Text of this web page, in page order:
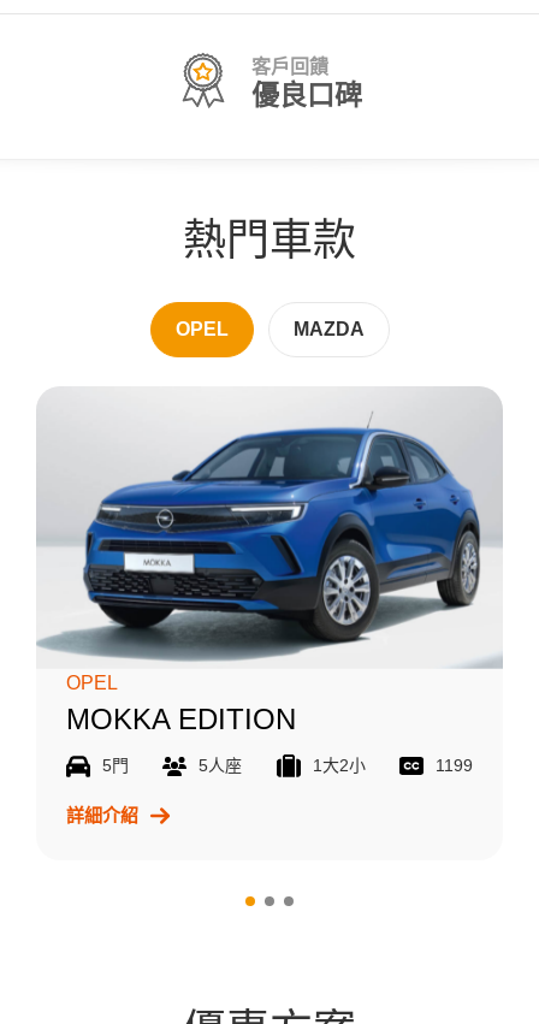
客戶回饋
優良口碑
熱門車款
OPEL MAZDA
OPEL
MOKKA EDITION
5門 5人座 1大2小 1199
詳細介紹